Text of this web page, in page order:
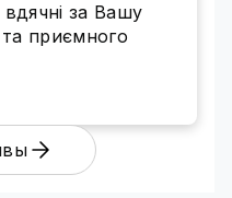
за Вашу
приємного